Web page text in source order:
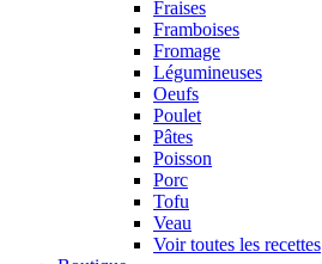
Fraises
Framboises
Fromage
Légumineuses
Oeufs
Poulet
Pâtes
Poisson
Porc
Tofu
Veau
Voir toutes les recettes